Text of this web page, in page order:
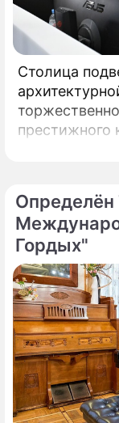
Столица
престижного
Гордых"